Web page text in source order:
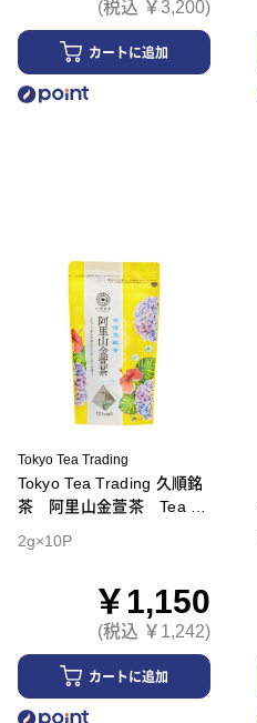
(税込 ￥3,200)
カートに追加
Tokyo Tea Trading
Tokyo Tea Trading 久順銘
茶 阿里山金萱茶 Tea B
2g×10P
￥1,150
(税込 ￥1,242)
カートに追加